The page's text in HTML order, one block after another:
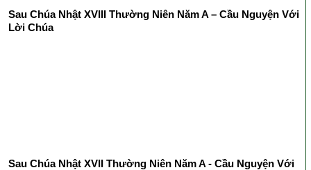
Sau Chúa Nhật XVIII Thường Niên Năm A – Cầu Nguyện Với
Lời Chúa
Sau Chúa Nhật XVII Thường Niên Năm A - Cầu Nguyện Với